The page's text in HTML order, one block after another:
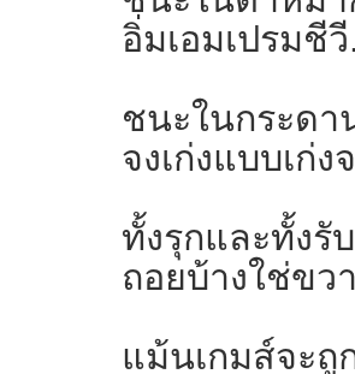
อิ่มเอมเปรมชี
ชนะในกระด
จงเก่งแบบเก่
ทั้งรุกและทั้งรั
ถอยบ้างใช่ขว
แม้นเกมส์จะถู